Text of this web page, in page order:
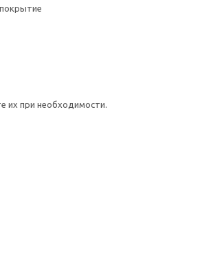
их при необходимости.